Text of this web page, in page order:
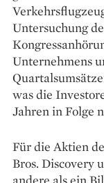
Untersuchung
Unternehmens
was die
Jahren in Folge
Für die Aktien
Bros. Discovery
andere als ein